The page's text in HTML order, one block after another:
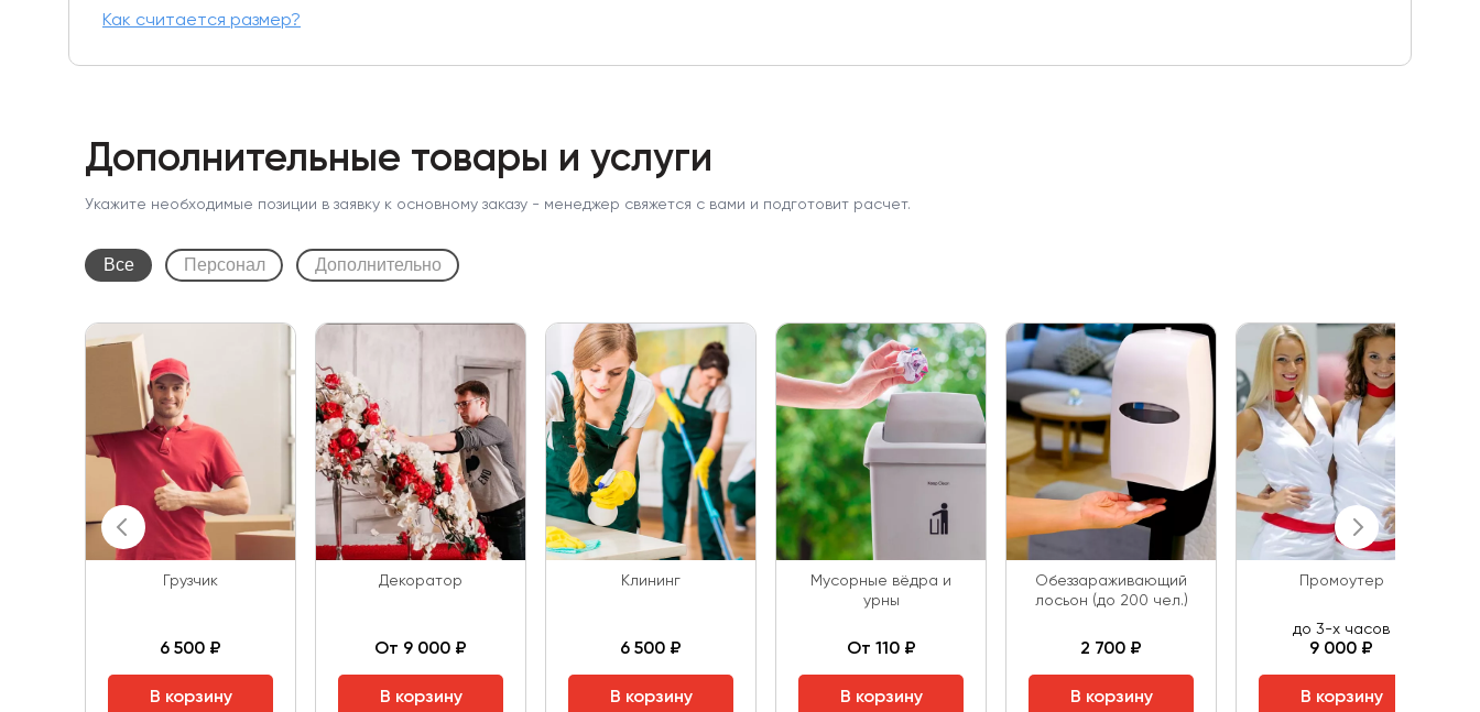
Как считается размер?
Дополнительные товары и услуги
Укажите необходимые позиции в заявку к основному заказу - менеджер свяжется с вами и подготовит расчет.
Все Персонал Дополнительно
Грузчик
6 500 ₽
В корзину
Декоратор
От 9 000 ₽
В корзину
Клининг
6 500 ₽
В корзину
Мусорные вёдра и
урны
От 110 ₽
В корзину
Обеззараживающий
лосьон (до 200 чел.)
2 700 ₽
В корзину
Промоутер
до 3-х часов
9 000 ₽
В корзину